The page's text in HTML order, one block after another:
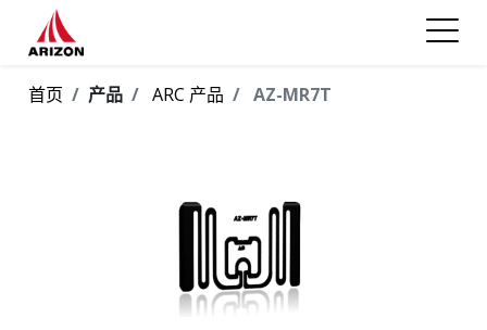
首页 产品 ARC 产品 AZ-MR7T